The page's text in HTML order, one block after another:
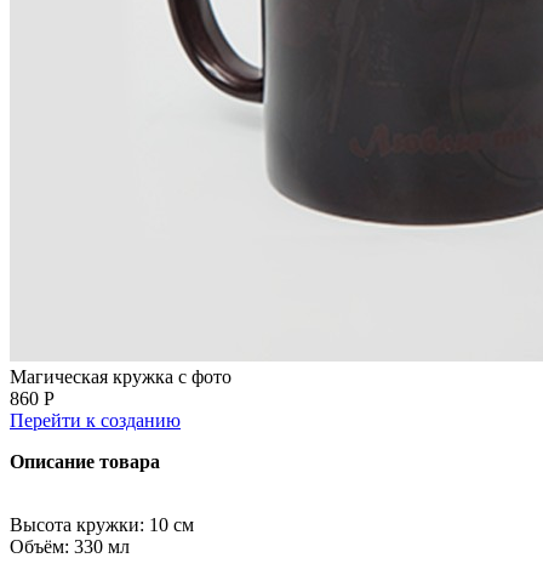
Магическая кружка с фото
860 Р
Перейти к созданию
Описание товара
Высота кружки: 10 см
Объём: 330 мл